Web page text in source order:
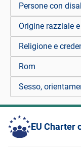
Persone con
Origine razziale
Religione e
Rom
Sesso,
EU Charter